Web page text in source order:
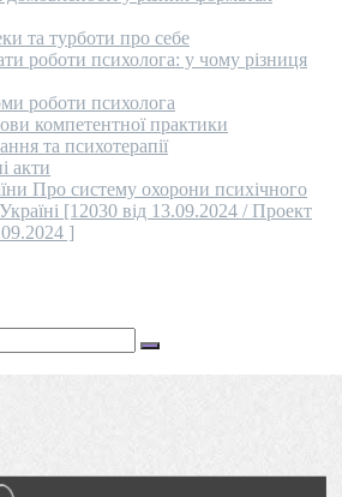
та турботи про себе
роботи психолога: у чому різниця
роботи психолога
компетентної практики
та психотерапії
акти
Про систему охорони психічного
[12030 від 13.09.2024 / Проект
]